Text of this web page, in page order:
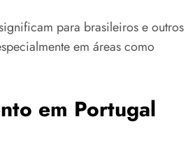
para brasileiros e outros
em áreas como
em Portugal